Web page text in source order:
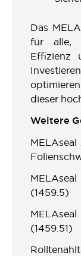
Das
für alle,
Effizienz
dieser
Weitere
(1459.5)
(1459.51)